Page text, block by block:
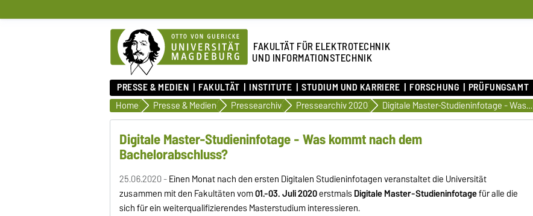
FAKULTÄT FÜR ELEKTROTECHNIK
UND INFORMATIONSTECHNIK
PRESSE & MEDIEN FAKULTÄT INSTITUTE STUDIUM UND KARRIERE FORSCHUNG PRÜFUNGSAMT
Home Presse & Medien Pressearchiv Pressearchiv 2020 Digitale Master-Studieninfotage - Was kommt nach dem Bachelorabschluss?
Digitale Master-Studieninfotage - Was kommt nach dem
Bachelorabschluss?
25.06.2020 -Einen Monat nach den ersten Digitalen Studieninfotagen veranstaltet die Universität
zusammen mit den Fakultäten vom01.-03. Juli 2020erstmalsDigitale Master-Studieninfotagefür alle die
sich für ein weiterqualifizierendes Masterstudium interessieren.